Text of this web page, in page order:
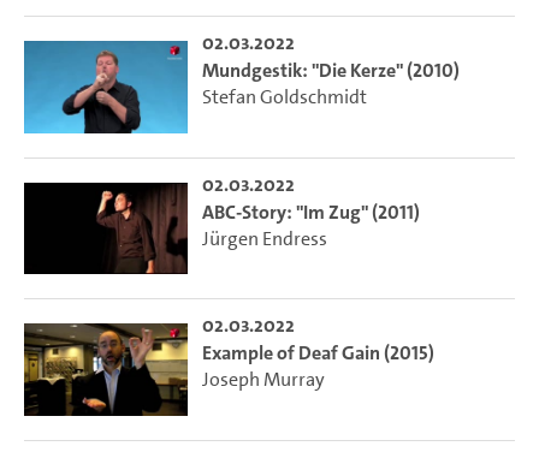
02.03.2022
Mundgestik: "Die Kerze" (2010)
Stefan Goldschmidt
02.03.2022
ABC-Story: "Im Zug" (2011)
Jürgen Endress
02.03.2022
Example of Deaf Gain (2015)
Joseph Murray